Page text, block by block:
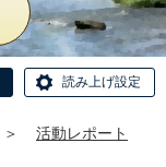
読み上げ設定
＞
活動レポート